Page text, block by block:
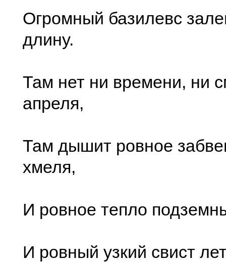
Огромный базилевс
длину.
Там нет ни времени, ни
апреля,
Там дышит ровное
хмеля,
И ровное тепло
И ровный узкий свист